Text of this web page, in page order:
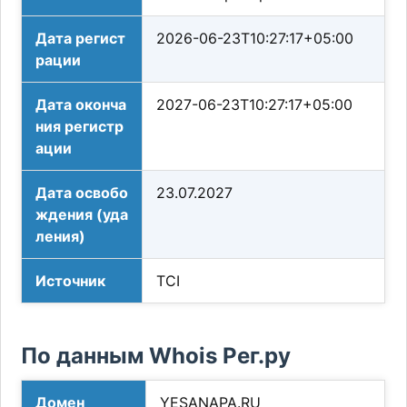
Дата регист
рации
2026-06-23T10:27:17+05:00
Дата оконча
ния регистр
ации
2027-06-23T10:27:17+05:00
Дата освобо
ждения (уда
ления)
23.07.2027
Источник TCI
По данным Whois Рег.ру
Домен YESANAPA.RU